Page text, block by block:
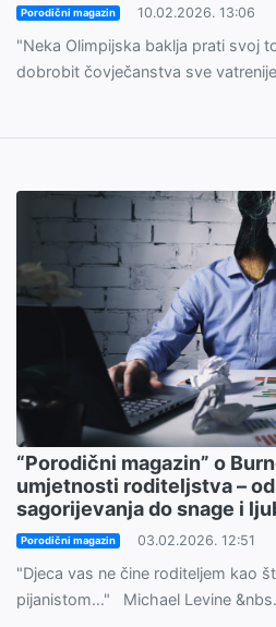
Porodični magazin 10.02.2026. 13:06
"Neka Olimpijska baklja prati svoj
dobrobit čovječanstva sve
“Porodični magazin” o
umjetnosti roditeljstva –
sagorijevanja do snage i
Porodični magazin 03.02.2026. 12:51
"Djeca vas ne čine roditeljem kao
pijanistom…" Michael Levine